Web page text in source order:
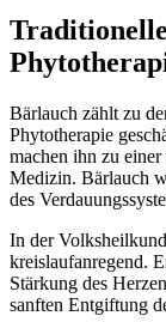
Bärlauch zählt zu
Phytotherapie
machen ihn zu
Medizin. Bärlauch
des
In der
kreislaufanregend.
Stärkung des
sanften Entgiftung